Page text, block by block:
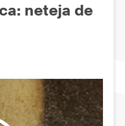
neteja de